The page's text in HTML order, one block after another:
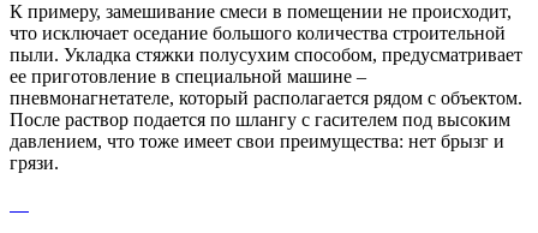
К примеру, замешивание смеси в помещении не происходит,
что исключает оседание большого количества строительной
пыли. Укладка стяжки полусухим способом, предусматривает
ее приготовление в специальной машине –
пневмонагнетателе, который располагается рядом с объектом.
После раствор подается по шлангу с гасителем под высоким
давлением, что тоже имеет свои преимущества: нет брызг и
грязи.